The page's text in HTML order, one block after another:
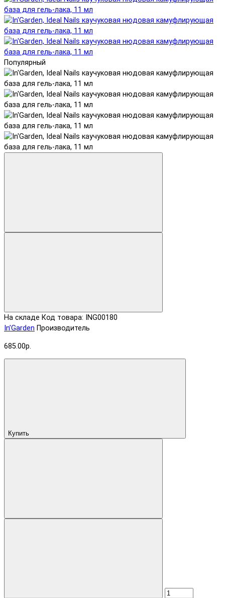
Популярный
На складе Код товара: ING00180
In’Garden Производитель
685.00р.
Купить